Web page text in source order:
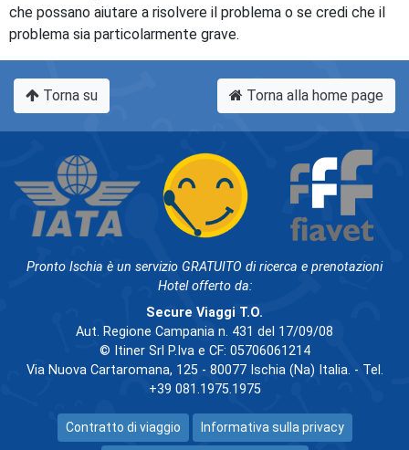
che possano aiutare a risolvere il problema o se credi che il
problema sia particolarmente grave.
Torna su Torna alla home page
Pronto Ischia è un servizio GRATUITO di ricerca e prenotazioni
Hotel offerto da:
Secure Viaggi T.O.
Aut. Regione Campania n. 431 del 17/09/08
© Itiner Srl P.Iva e CF: 05706061214
Via Nuova Cartaromana, 125 - 80077 Ischia (Na) Italia. - Tel.
+39 081.1975.1975
Contratto di viaggio Informativa sulla privacy